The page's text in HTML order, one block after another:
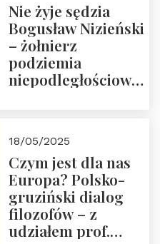
Nie żyje sędzia
Bogusław Nizieński
– żołnierz
podziemia
niepodległościowego
społeczny, członek
Kapituły Nagrody
im. Prezydenta
Lecha
Kaczyńskiego.
Wielki autorytet.
18/05/2025
Czym jest dla nas
Europa? Polsko-
gruziński dialog
filozofów – z
udziałem prof.